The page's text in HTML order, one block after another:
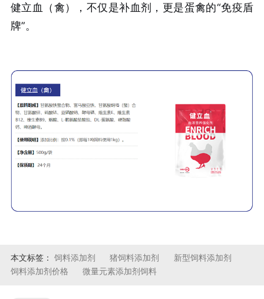
健立血（禽），不仅是补血剂，更是蛋禽的“免疫盾
牌”。
本文标签： 饲料添加剂 猪饲料添加剂
新型饲料添加剂
饲料添加剂价格
微量元素添加剂饲料